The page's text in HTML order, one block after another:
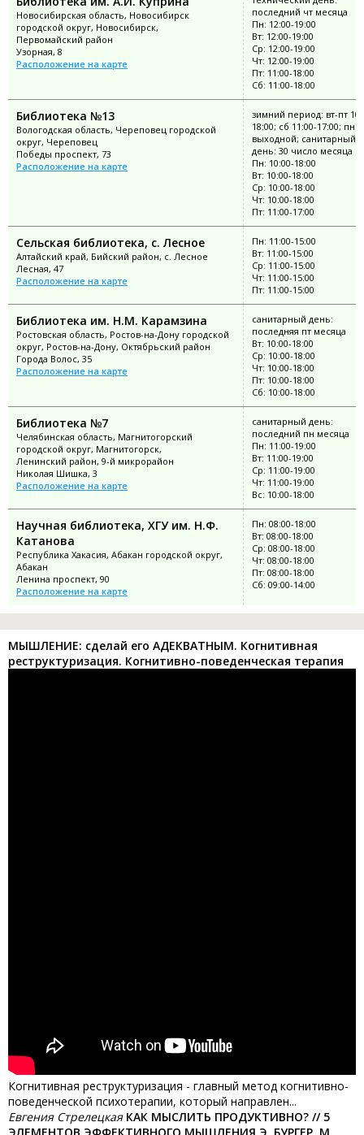
Новосибирская область, Новосибирск
городской округ, Новосибирск,
Первомайский район
Узорная, 8
Расположение на карте
последний чт месяца
Пн: 12:00-19:00
Вт: 12:00-19:00
Ср: 12:00-19:00
Чт: 12:00-19:00
Пт: 11:00-18:00
Сб: 11:00-18:00
Библиотека №13
Вологодская область, Череповец городской
округ, Череповец
Победы проспект, 73
Расположение на карте
зимний период: вт-пт
18:00; сб 11:00-17:00; пн
выходной; санитарный
день: 30 число месяца
Пн: 10:00-18:00
Вт: 10:00-18:00
Ср: 10:00-18:00
Чт: 10:00-18:00
Пт: 11:00-17:00
Сельская библиотека, с. Лесное
Алтайский край, Бийский район, с. Лесное
Лесная, 47
Расположение на карте
Пн: 11:00-15:00
Вт: 11:00-15:00
Ср: 11:00-15:00
Чт: 11:00-15:00
Пт: 11:00-15:00
Библиотека им. Н.М. Карамзина
Ростовская область, Ростов-на-Дону городской
округ, Ростов-на-Дону, Октябрьский район
Города Волос, 35
Расположение на карте
санитарный день:
последняя пт месяца
Вт: 10:00-18:00
Ср: 10:00-18:00
Чт: 10:00-18:00
Пт: 10:00-18:00
Сб: 10:00-18:00
Библиотека №7
Челябинская область, Магнитогорский
городской округ, Магнитогорск,
Ленинский район, 9-й микрорайон
Николая Шишка, 3
Расположение на карте
санитарный день:
последний пн месяца
Пн: 11:00-19:00
Вт: 11:00-19:00
Ср: 11:00-19:00
Чт: 11:00-19:00
Вс: 10:00-18:00
Научная библиотека, ХГУ им. Н.Ф.
Катанова
Республика Хакасия, Абакан городской округ,
Абакан
Ленина проспект, 90
Расположение на карте
Пн: 08:00-18:00
Вт: 08:00-18:00
Ср: 08:00-18:00
Чт: 08:00-18:00
Пт: 08:00-18:00
Сб: 09:00-14:00
МЫШЛЕНИЕ: сделай его АДЕКВАТНЫМ. Когнитивная
реструктуризация. Когнитивно-поведенческая терапия
Когнитивная реструктуризация - главный метод когнитивно-
поведенческой психотерапии, который направлен...
Евгения Стрелецкая КАК МЫСЛИТЬ ПРОДУКТИВНО? // 5